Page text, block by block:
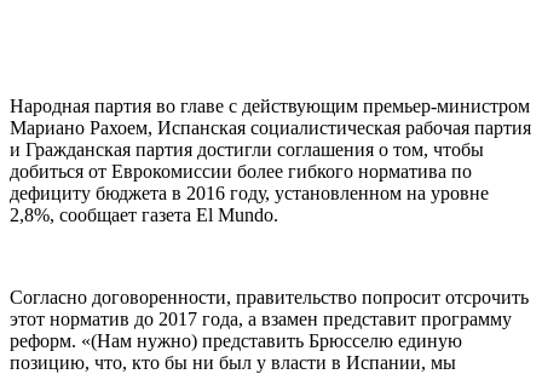
Народная партия во главе с действующим премьер-министром
Мариано Рахоем, Испанская социалистическая рабочая партия
и Гражданская партия достигли соглашения о том, чтобы
добиться от Еврокомиссии более гибкого норматива по
дефициту бюджета в 2016 году, установленном на уровне
2,8%, сообщает газета El Mundo.
Согласно договоренности, правительство попросит отсрочить
этот норматив до 2017 года, а взамен представит программу
реформ. «(Нам нужно) представить Брюсселю единую
позицию, что, кто бы ни был у власти в Испании, мы